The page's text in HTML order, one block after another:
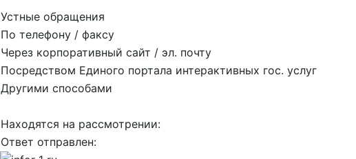
Устные обращения
По телефону / факсу
Через корпоративный сайт / эл. почту
Посредством Единого портала интерактивных гос. услуг
Другими способами
Находятся на рассмотрении:
Ответ отправлен: